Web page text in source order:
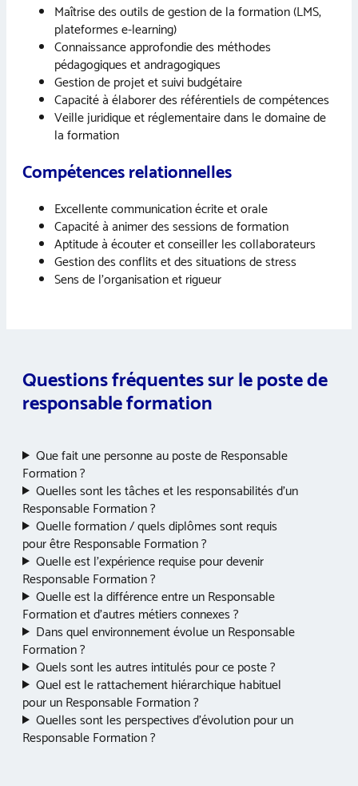
Maîtrise des outils de gestion de la formation (LMS,
plateformes e-learning)
Connaissance approfondie des méthodes
pédagogiques et andragogiques
Gestion de projet et suivi budgétaire
Capacité à élaborer des référentiels de compétences
Veille juridique et réglementaire dans le domaine de
la formation
Compétences relationnelles
Excellente communication écrite et orale
Capacité à animer des sessions de formation
Aptitude à écouter et conseiller les collaborateurs
Gestion des conflits et des situations de stress
Sens de l’organisation et rigueur
Questions fréquentes sur le poste de
responsable formation
Que fait une personne au poste de Responsable
Formation ?
Quelles sont les tâches et les responsabilités d’un
Responsable Formation ?
Quelle formation / quels diplômes sont requis
pour être Responsable Formation ?
Quelle est l’expérience requise pour devenir
Responsable Formation ?
Quelle est la différence entre un Responsable
Formation et d’autres métiers connexes ?
Dans quel environnement évolue un Responsable
Formation ?
Quels sont les autres intitulés pour ce poste ?
Quel est le rattachement hiérarchique habituel
pour un Responsable Formation ?
Quelles sont les perspectives d’évolution pour un
Responsable Formation ?